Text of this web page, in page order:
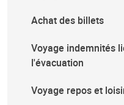
Achat des billets
Voyage indemnités
l'évacuation
Voyage repos et